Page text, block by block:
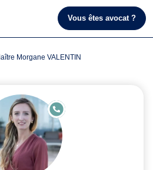
Vous êtes avocat ?
Maître Morgane VALENTIN
E
N
LI
G
N
E